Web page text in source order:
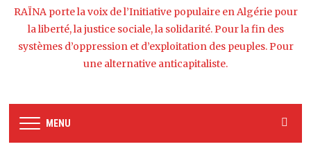
RAÏNA porte la voix de l’Initiative populaire en Algérie pour
la liberté, la justice sociale, la solidarité. Pour la fin des
systèmes d’oppression et d’exploitation des peuples. Pour
une alternative anticapitaliste.
MENU